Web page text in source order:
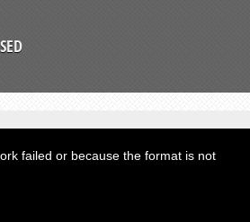
failed or because the format is not